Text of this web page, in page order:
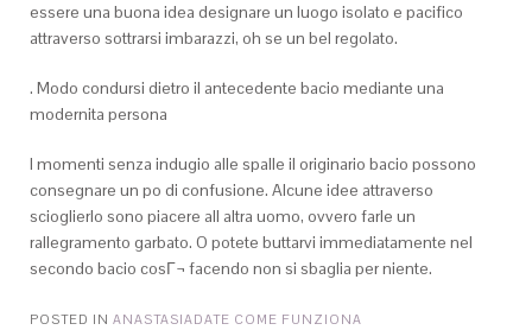
essere una buona idea designare un luogo isolato e pacifico
attraverso sottrarsi imbarazzi, oh se un bel regolato.
. Modo condursi dietro il antecedente bacio mediante una
modernita persona
I momenti senza indugio alle spalle il originario bacio possono
consegnare un po di confusione. Alcune idee attraverso
scioglierlo sono piacere all altra uomo, ovvero farle un
rallegramento garbato. O potete buttarvi immediatamente nel
secondo bacio cosГ¬ facendo non si sbaglia per niente.
POSTED IN ANASTASIADATE COME FUNZIONA